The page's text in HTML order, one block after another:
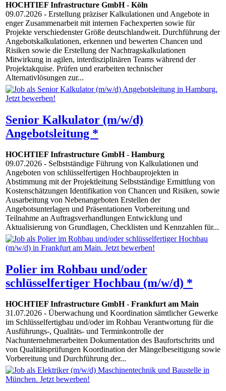
HOCHTIEF Infrastructure GmbH- Köln
09.07.2026 - Erstellung präziser Kalkulationen und Angebote in
enger Zusammenarbeit mit internen Fachexperten sowie für
Projekte verschiedenster Größe deutschlandweit. Durchführung der
Angebotskalkulationen, erkennen und bewerten Chancen und
Risiken sowie die Erstellung der Nachtragskalkulationen
Mitwirkung in agilen, interdisziplinären Teams während der
Projektakquise. Prüfen und erarbeiten technischer
Alternativlösungen zur...
Senior Kalkulator (m/w/d)
Angebotsleitung *
HOCHTIEF Infrastructure GmbH- Hamburg
09.07.2026 - Selbstständige Führung von Kalkulationen und
Angeboten von schlüsselfertigen Hochbauprojekten in
Abstimmung mit der Projektleitung Selbstständige Ermittlung von
Kostenschätzungen Identifikation von Chancen und Risiken, sowie
Ausarbeitung von Nebenangeboten Erstellen der
Angebotsunterlagen und Präsentationen Vorbereitung und
Teilnahme an Auftragsverhandlungen Entwicklung und
Aktualisierung von Grundlagen, Checklisten und Kennzahlen für...
Polier im Rohbau und/oder
schlüsselfertiger Hochbau (m/w/d) *
HOCHTIEF Infrastructure GmbH- Frankfurt am Main
31.07.2026 - Überwachung und Koordination sämtlicher Gewerke
im Schlüsselfertigbau und/oder im Rohbau Verantwortung für die
Ausführungs-, Qualitäts- und Terminkontrolle der
Nachunternehmerarbeiten Dokumentation des Baufortschritts und
von Qualitätsprüfungen Koordination der Mängelbeseitigung sowie
Vorbereitung und Durchführung der...